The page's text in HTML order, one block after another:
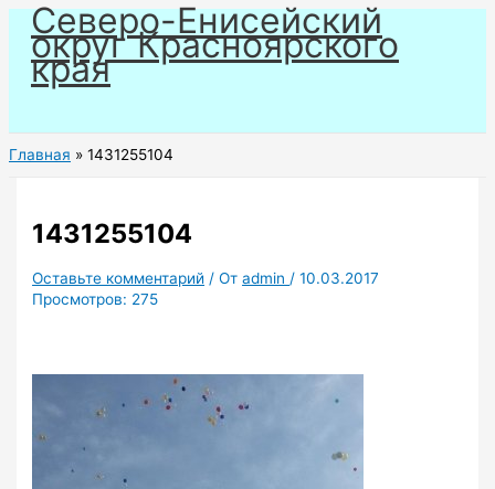
Перейти
содержимому
Северо-Енисейский
округ Красноярского
края
Главная 1431255104
1431255104
Оставьте комментарий / Отadmin /10.03.2017
Просмотров: 275